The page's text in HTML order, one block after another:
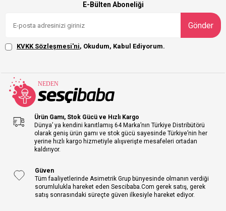
E-Bülten Aboneliği
Gönder
KVKK Sözleşmesi'ni, Okudum, Kabul Ediyorum.
Ürün Gamı, Stok Gücü ve Hızlı Kargo
Dünya’ ya kendini kanıtlamış 64 Marka’nın Türkiye Distribütörü
olarak geniş ürün gamı ve stok gücü sayesinde Türkiye’nin her
yerine hızlı kargo hizmetiyle alışverişte mesafeleri ortadan
kaldırıyor.
Güven
Tüm faaliyetlerinde Asimetrik Grup bünyesinde olmanın verdiği
sorumlulukla hareket eden Sescibaba.Com gerek satış, gerek
satış sonrasındaki süreçte güven ilkesiyle hareket ediyor.